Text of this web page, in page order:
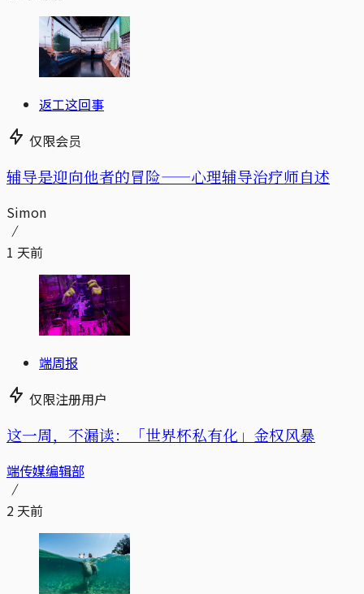
返工这回事
仅限会员
辅导是迎向他者的冒险——心理辅导治疗师自述
Simon
1 天前
端周报
仅限注册用户
这一周，不漏读：「世界杯私有化」金权风暴
端传媒编辑部
2 天前